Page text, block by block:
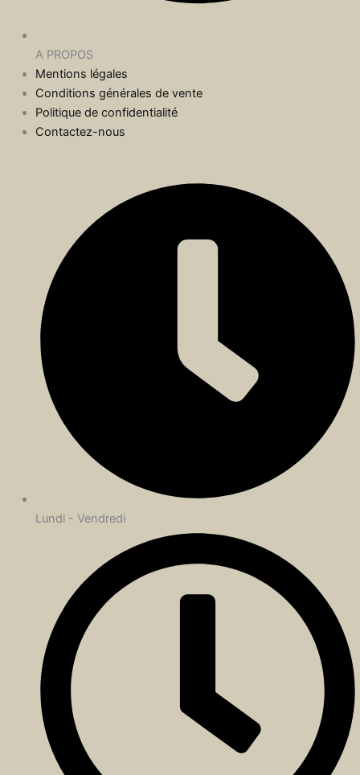
A PROPOS
Mentions légales
Conditions générales de vente
Politique de confidentialité
Contactez-nous
Lundi - Vendredi